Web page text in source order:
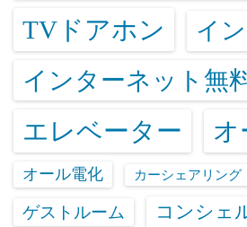
TVドアホン イ
インターネット無
エレベーター オ
オール電化 カーシェアリング
ゲストルーム コンシェ